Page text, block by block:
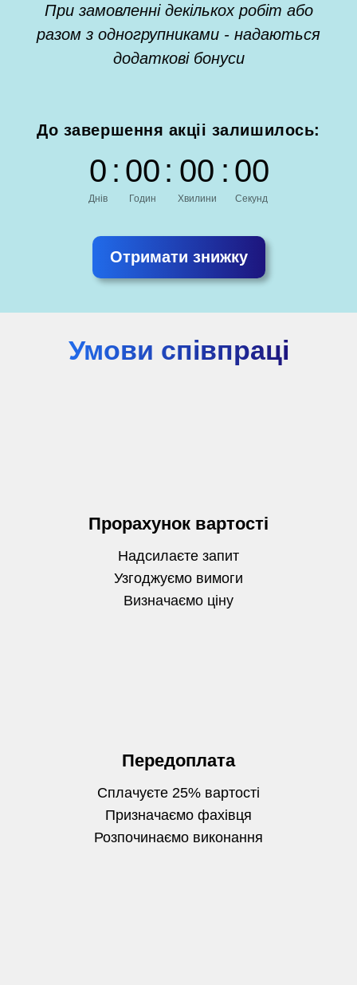
При замовленні декількох робіт або
разом з одногрупниками - надаються
додаткові бонуси
До завершення акціі залишилось:
0
Днів
: 00
Годин
: 00
Хвилини
: 00
Секунд
Отримати знижку
Умови співпраці
Прорахунок вартості
Надсилаєте запит
Узгоджуємо вимоги
Визначаємо ціну
Передоплата
Сплачуєте 25% вартості
Призначаємо фахівця
Розпочинаємо виконання